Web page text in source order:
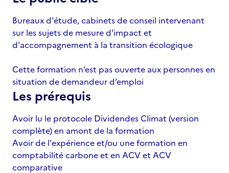
Bureaux d'étude, cabinets de conseil intervenant
sur les sujets de mesure d'impact et
d'accompagnement à la transition écologique
Cette formation n’est pas ouverte aux personnes en
situation de demandeur d’emploi
Les prérequis
Avoir lu le protocole Dividendes Climat (version
complète) en amont de la formation
Avoir de l'expérience et/ou une formation en
comptabilité carbone et en ACV et ACV
comparative